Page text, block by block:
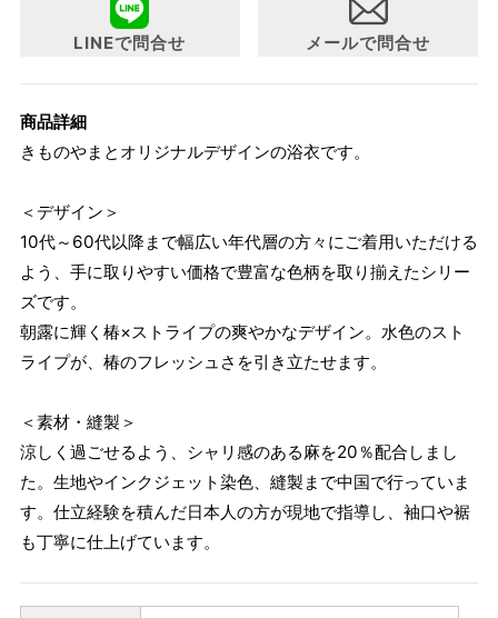
LINEで問合せ メールで問合せ
商品詳細
きものやまとオリジナルデザインの浴衣です。
＜デザイン＞
10代～60代以降まで幅広い年代層の方々にご着用いただける
よう、手に取りやすい価格で豊富な色柄を取り揃えたシリー
ズです。
朝露に輝く椿×ストライプの爽やかなデザイン。水色のスト
ライプが、椿のフレッシュさを引き立たせます。
＜素材・縫製＞
涼しく過ごせるよう、シャリ感のある麻を20％配合しまし
た。生地やインクジェット染色、縫製まで中国で行っていま
す。仕立経験を積んだ日本人の方が現地で指導し、袖口や裾
も丁寧に仕上げています。